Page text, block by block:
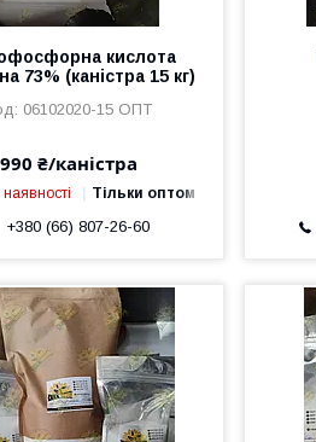
кислота
73% (каністра 15 кг)
06102020-15 ОПТ
990 ₴/каністра
Тільки оптом
+380 (66) 807-26-60